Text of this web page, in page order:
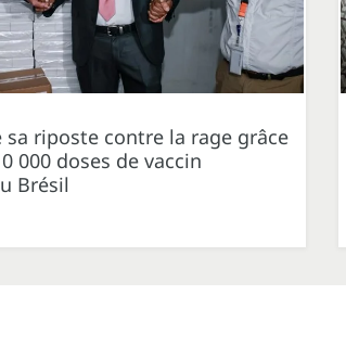
riposte contre la rage grâce
000 doses de vaccin
Brésil